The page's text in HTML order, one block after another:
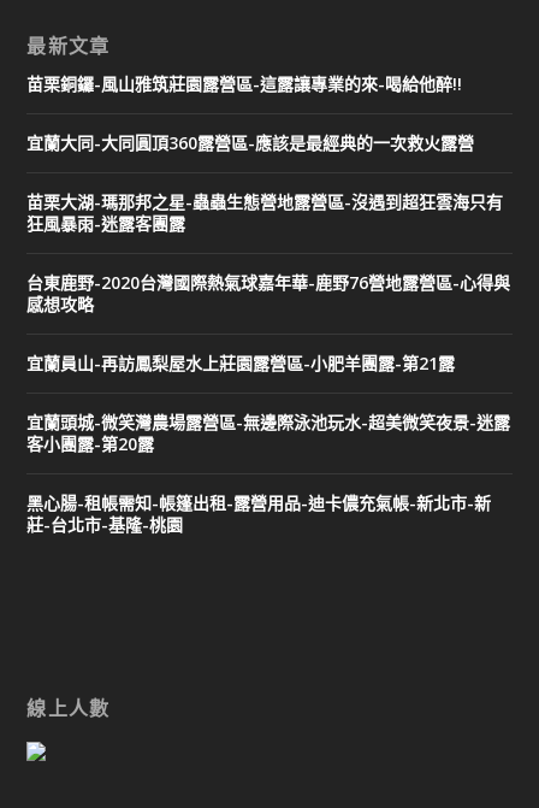
最新文章
苗栗銅鑼-風山雅筑莊園露營區-這露讓專業的來-喝給他醉!!
宜蘭大同-大同圓頂360露營區-應該是最經典的一次救火露營
苗栗大湖-瑪那邦之星-蟲蟲生態營地露營區-沒遇到超狂雲海只有
狂風暴雨-迷露客團露
台東鹿野-2020台灣國際熱氣球嘉年華-鹿野76營地露營區-心得與
感想攻略
宜蘭員山-再訪鳳梨屋水上莊園露營區-小肥羊團露-第21露
宜蘭頭城-微笑灣農場露營區-無邊際泳池玩水-超美微笑夜景-迷露
客小團露-第20露
黑心腸-租帳需知-帳篷出租-露營用品-迪卡儂充氣帳-新北市-新
莊-台北市-基隆-桃園
線上人數